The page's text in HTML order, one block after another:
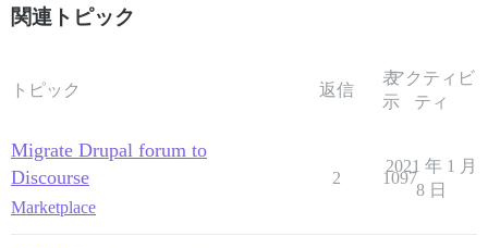
関連トピック
トピック 返信
表
示
アクティビ
ティ
Migrate Drupal forum to
Discourse
Marketplace
2 1097
2021 年 1 月
8 日